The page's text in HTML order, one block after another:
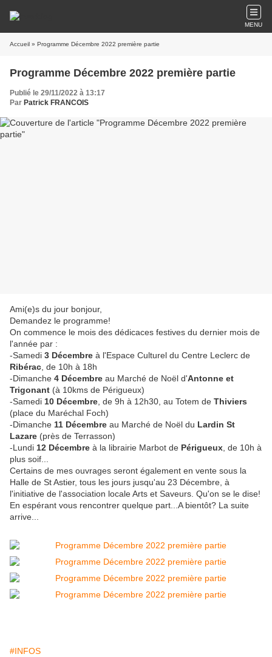
MENU
Accueil » Programme Décembre 2022 première partie
Programme Décembre 2022 première partie
Publié le 29/11/2022 à 13:17
Par Patrick FRANCOIS
Ami(e)s du jour bonjour,
Demandez le programme!
On commence le mois des dédicaces festives du dernier mois de
l'année par :
-Samedi 3 Décembre à l'Espace Culturel du Centre Leclerc de
Ribérac , de 10h à 18h
-Dimanche 4 Décembre au Marché de Noël d'Antonne et
Trigonant (à 10kms de Périgueux)
-Samedi 10 Décembre , de 9h à 12h30, au Totem de Thiviers
(place du Maréchal Foch)
-Dimanche 11 Décembre au Marché de Noël du Lardin St
Lazare (près de Terrasson)
-Lundi 12 Décembre à la librairie Marbot de Périgueux , de 10h à
plus soif...
Certains de mes ouvrages seront également en vente sous la
Halle de St Astier, tous les jours jusqu'au 23 Décembre, à
l'initiative de l'association locale Arts et Saveurs. Qu'on se le dise!
En espérant vous rencontrer quelque part...A bientôt? La suite
arrive...
#INFOS